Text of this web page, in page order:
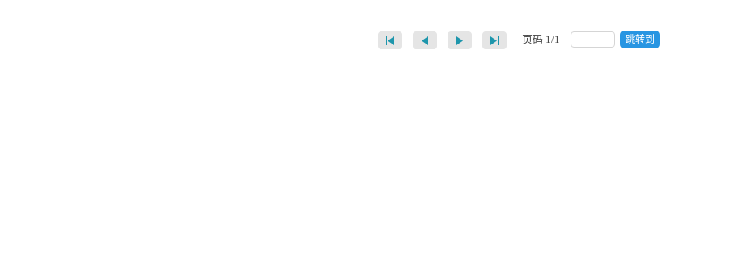
页码 1/1 跳转到